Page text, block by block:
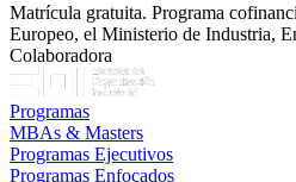
Matrícula gratuita. Programa
Europeo, el Ministerio de Industria,
Colaboradora
Programas
MBAs & Masters
Programas Ejecutivos
Programas Enfocados